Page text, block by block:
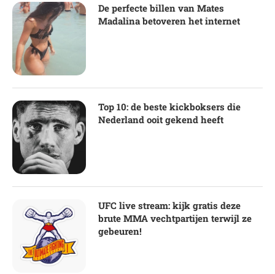
De perfecte billen van Mates
Madalina betoveren het internet
Top 10: de beste kickboksers die
Nederland ooit gekend heeft
UFC live stream: kijk gratis deze
brute MMA vechtpartijen terwijl ze
gebeuren!